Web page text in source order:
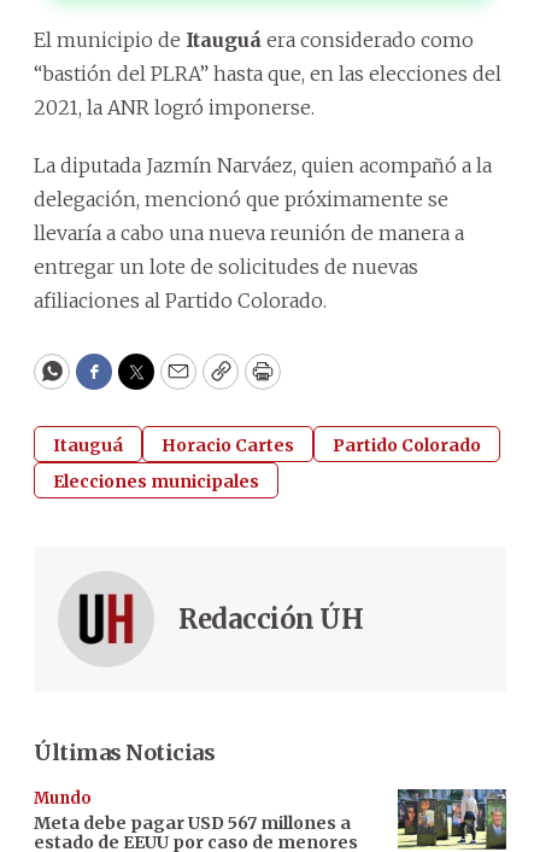
El municipio de Itauguá era considerado como
“bastión del PLRA” hasta que, en las elecciones del
2021, la ANR logró imponerse.
La diputada Jazmín Narváez, quien acompañó a la
delegación, mencionó que próximamente se
llevaría a cabo una nueva reunión de manera a
entregar un lote de solicitudes de nuevas
afiliaciones al Partido Colorado.
WhatsApp
Facebook
Twitter
EmailCopyPrint
Itauguá Horacio Cartes
Partido Colorado
Elecciones municipales
Redacción ÚH
Últimas Noticias
Mundo
Meta debe pagar USD 567 millones a
estado de EEUU por caso de menores